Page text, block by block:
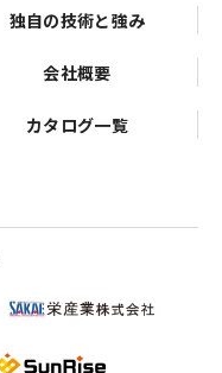
独自の技術と強み
会社概要
カタログ一覧